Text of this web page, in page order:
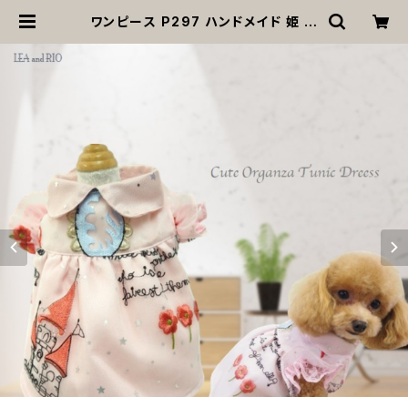
ワンピース P297 ハンドメイド 姫 お